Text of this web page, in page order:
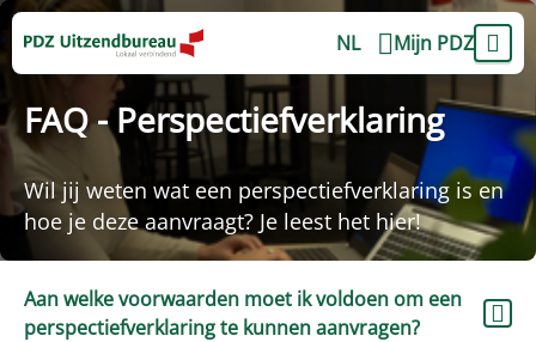
NL Mijn PDZ
FAQ - Perspectiefverklaring
Wil jij weten wat een perspectiefverklaring is en
hoe je deze aanvraagt? Je leest het hier!
Aan welke voorwaarden moet ik voldoen om een
perspectiefverklaring te kunnen aanvragen?